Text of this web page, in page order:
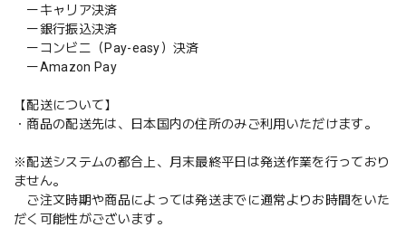
ーキャリア決済
ー銀行振込決済
ーコンビニ（Pay-easy）決済
ーAmazon Pay
【配送について】
・商品の配送先は、日本国内の住所のみご利用いただけます。
※配送システムの都合上、月末最終平日は発送作業を行っており
ません。
ご注文時期や商品によっては発送までに通常よりお時間をいた
だく可能性がございます。